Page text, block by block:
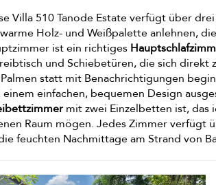
Villa 510 Tanode Estate verfügt über
Holz- und Weißpalette anlehnen,
ist ein richtiges
und Schiebetüren, die sich direkt
statt mit Benachrichtigungen
einem einfachen, bequemen Design
mit zwei Einzelbetten ist,
Raum mögen. Jedes Zimmer verfügt
feuchten Nachmittage am Strand von